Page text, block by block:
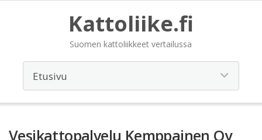
Kattoliike.fi
Suomen kattoliikkeet vertailussa
Vesikattopalvelu Kemppainen Oy